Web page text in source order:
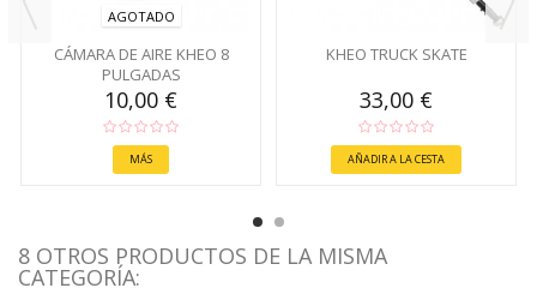
AGOTADO
CÁMARA DE AIRE KHEO 8
PULGADAS
10,00 €
MÁS
KHEO TRUCK SKATE
33,00 €
AÑADIR A LA CESTA
8 OTROS PRODUCTOS DE LA MISMA
CATEGORÍA: